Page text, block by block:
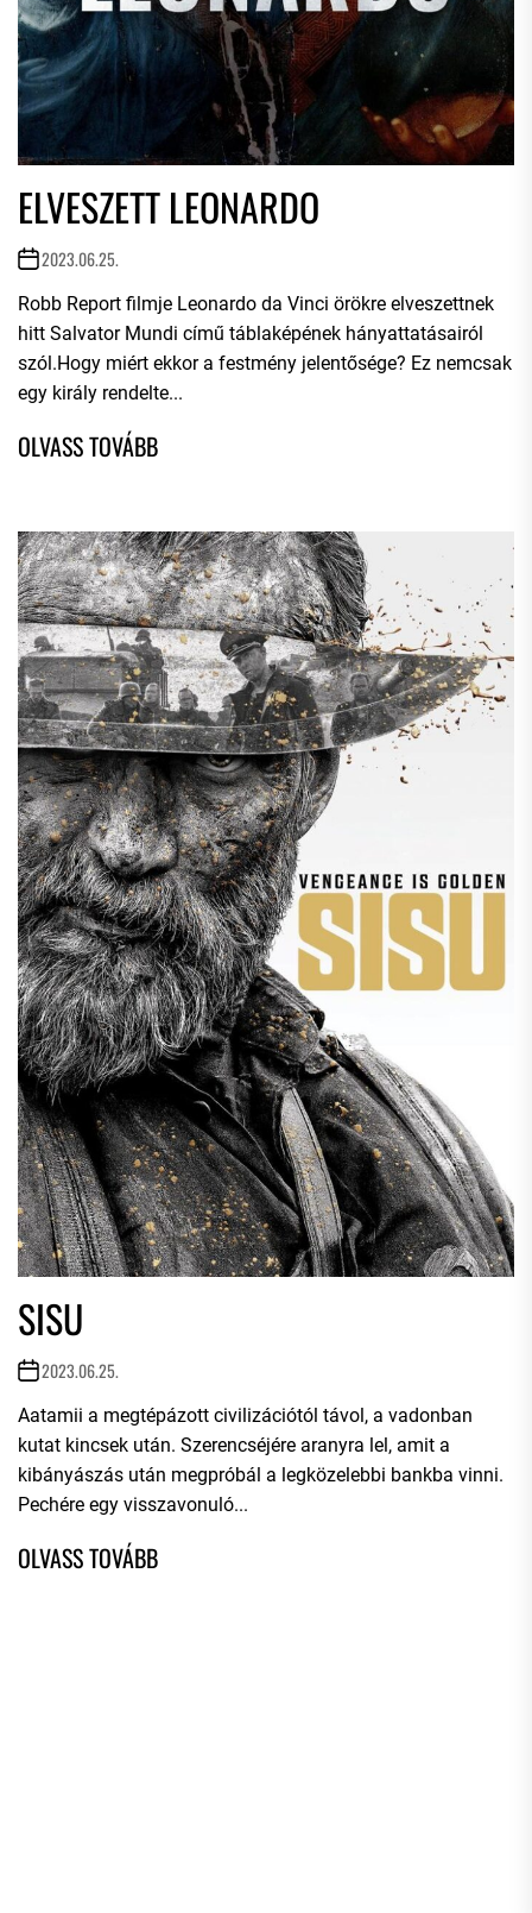
ELVESZETT LEONARDO
2023.06.25.
Robb Report filmje Leonardo da Vinci örökre elveszettnek
hitt Salvator Mundi című táblaképének hányattatásairól
szól.Hogy miért ekkor a festmény jelentősége? Ez nemcsak
egy király rendelte...
SISU
2023.06.25.
Aatamii a megtépázott civilizációtól távol, a vadonban
kutat kincsek után. Szerencséjére aranyra lel, amit a
kibányászás után megpróbál a legközelebbi bankba vinni.
Pechére egy visszavonuló...